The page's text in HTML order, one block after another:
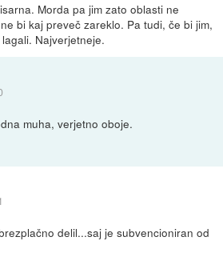
Morda pa jim zato oblasti ne
bi kaj preveč zareklo. Pa tudi, če bi jim,
Najverjetneje.
muha, verjetno oboje.
delil...saj je subvencioniran od